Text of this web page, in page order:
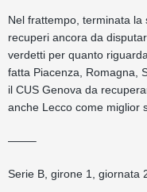
Nel frattempo, terminata
recuperi ancora da
verdetti per quanto
fatta Piacenza, Romagna,
il CUS Genova da
anche Lecco come miglior
——–
Serie B, girone 1, giornata